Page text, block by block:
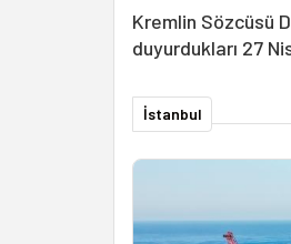
Kremlin Sözcüsü
duyurdukları 27
İstanbul